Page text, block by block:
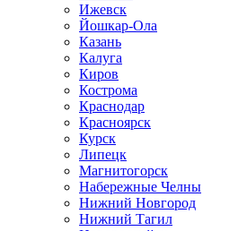
Ижевск
Йошкар-Ола
Казань
Калуга
Киров
Кострома
Краснодар
Красноярск
Курск
Липецк
Магнитогорск
Набережные Челны
Нижний Новгород
Нижний Тагил